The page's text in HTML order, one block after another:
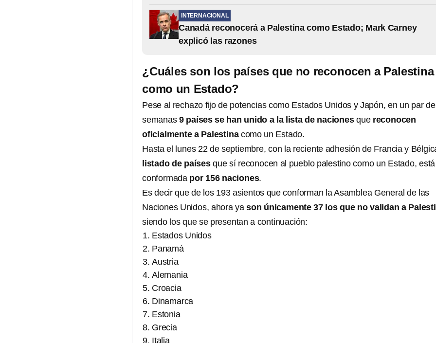
INTERNACIONAL
Canadá reconocerá a Palestina como Estado; Mark Carney
explicó las razones
¿Cuáles son los países que no reconocen a Palestina
como un Estado?
Pese al rechazo fijo de potencias como Estados Unidos y Japón, en un par de
semanas 9 países se han unido a la lista de nacionesque reconocen
oficialmente a Palestinacomo un Estado.
Hasta el lunes 22 de septiembre, con la reciente adhesión de Francia y
listado de paísesque sí reconocen al pueblo palestino como un Estado, está
conformada por 156 naciones.
Es decir que de los 193 asientos que conforman la Asamblea General de las
Naciones Unidos, ahora yason únicamente 37 los que no validan a
siendo los que se presentan a continuación:
Estados Unidos
Panamá
Austria
Alemania
Croacia
Dinamarca
Estonia
Grecia
Italia